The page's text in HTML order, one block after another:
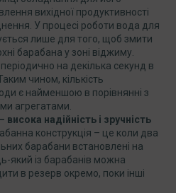
вихідної продуктивності
У процесі роботи вода для
лише для того, щоб змити
барабана у зоні віджиму.
на декілька секунд в
чином, кількість
є найменшою в порівнянні з
агрегатами.
надійність і зручність
конструкція – це коли два
барабани встановлені на
який із барабанів можна
в резерв окремо, поки інші